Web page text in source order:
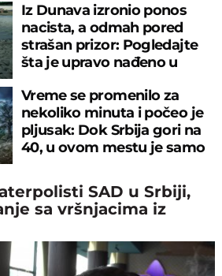
Iz Dunava izronio ponos
nacista, a odmah pored
strašan prizor: Pogledajte
šta je upravo nađeno u
Vreme se promenilo za
nekoliko minuta i počeo je
pljusak: Dok Srbija gori na
40, u ovom mestu je samo
SAD u Srbiji,
sa vršnjacima iz